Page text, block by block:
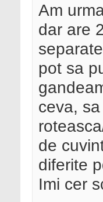
Am
dar are
pot sa
ceva,
de
diferite
Imi cer